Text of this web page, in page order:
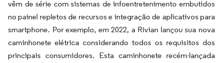
vêm de série com sistemas de infoentretenimento embutidos
no painel repletos de recursos e integração de aplicativos para
smartphone. Por exemplo, em 2022, a Rivian lançou sua nova
caminhonete elétrica considerando todos os requisitos dos
principais consumidores. Esta caminhonete recém-lançada